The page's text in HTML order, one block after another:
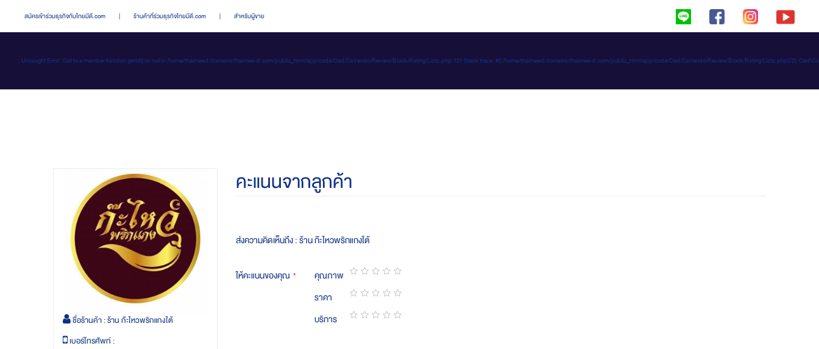
สมัครเข้าร่วมธุรกิจกับไทยมีดี.com | ร้านค้าที่ร่วมธุรกิจไทยมีดี.com | สำหรับผู้ขาย
: Uncaught Error: Call to a member function getId() on null in /home/thaimeed/domains/thaimee-d.com/public_html/app/code/Ced/CsVendorReview/Block/Rating/Lists.php:121 Stack trace: #0 /home/thaimeed/domains/thaimee-d.com/public_html/app/code/Ced/CsVendorReview/Block/Rating/Lists.php(72):
ชื่อร้านค้า :ร้าน ก๊ะไหวพริกแกงใต้
เบอร์โทรศัพท์ :
คะแนนจากลูกค้า
ส่งความคิดเห็นถึง : ร้าน ก๊ะไหวพริกแกงใต้
ให้คะแนนของคุณ คุณภาพ
1
star
2
stars
3
stars
4
stars
5
stars
ราคา
1
star
2
stars
3
stars
4
stars
5
stars
บริการ